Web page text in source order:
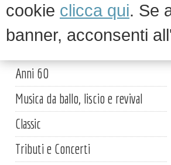
cookie clicca qui. Se
banner, acconsenti
Artisti
Anni 60
Musica da ballo, liscio e revival
Classic
Tributi e Concerti